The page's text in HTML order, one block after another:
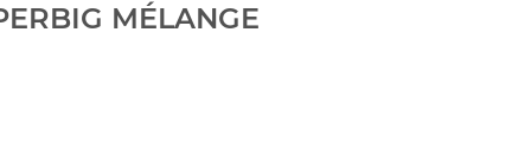
MÉLANGE